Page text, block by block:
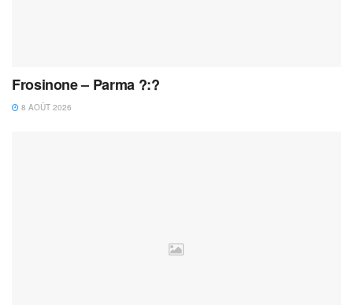
Frosinone – Parma ?:?
8 AOÛT 2026